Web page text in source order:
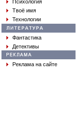
Психология
Твоё имя
Технологии
Фантастика
Детективы
Реклама на сайте